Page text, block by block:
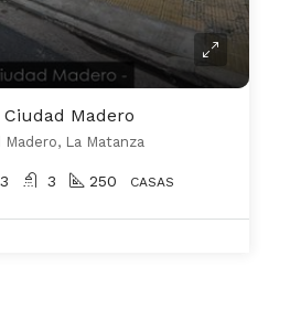
Madero
Madero, La Matanza
3 3 250 CASAS